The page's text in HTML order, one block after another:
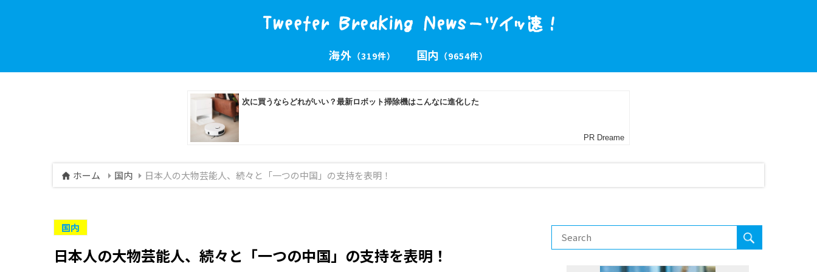
海外 （319件） 国内 （9654件）
ホーム 国内 日本人の大物芸能人、続々と「一つの中国」の支持を表明！
国内
日本人の大物芸能人、続々と「一つの中国」の支持を表明！